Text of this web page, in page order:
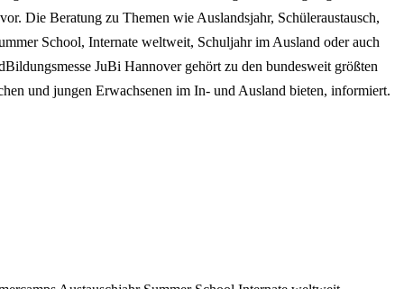
Die Beratung zu Themen wie Auslandsjahr, Schüleraustausch,
School, Internate weltweit, Schuljahr im Ausland oder auch
JuBi Hannover gehört zu den bundesweit größten
und jungen Erwachsenen im In- und Ausland bieten, informiert.